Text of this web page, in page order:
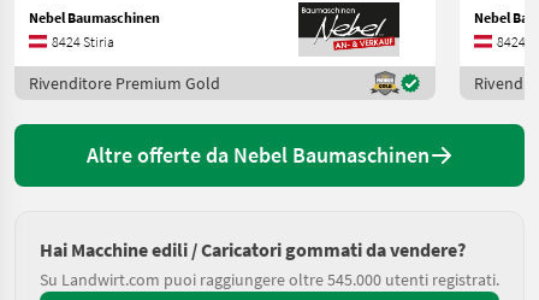
Nebel Baumaschinen
8424 Stiria
Rivenditore Premium Gold
Nebel
8424
Altre offerte da Nebel Baumaschinen
Hai Macchine edili / Caricatori gommati da vendere?
Su Landwirt.com puoi raggiungere oltre 545.000 utenti registrati.